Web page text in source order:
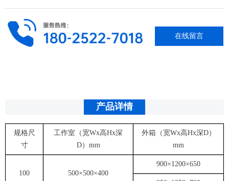
在线留言
产品详情
规格尺
寸
工作室（宽Wx高Hx深
D）mm
外箱（宽Wx高Hx深D）
mm
100 500×500×400
900×1200×650